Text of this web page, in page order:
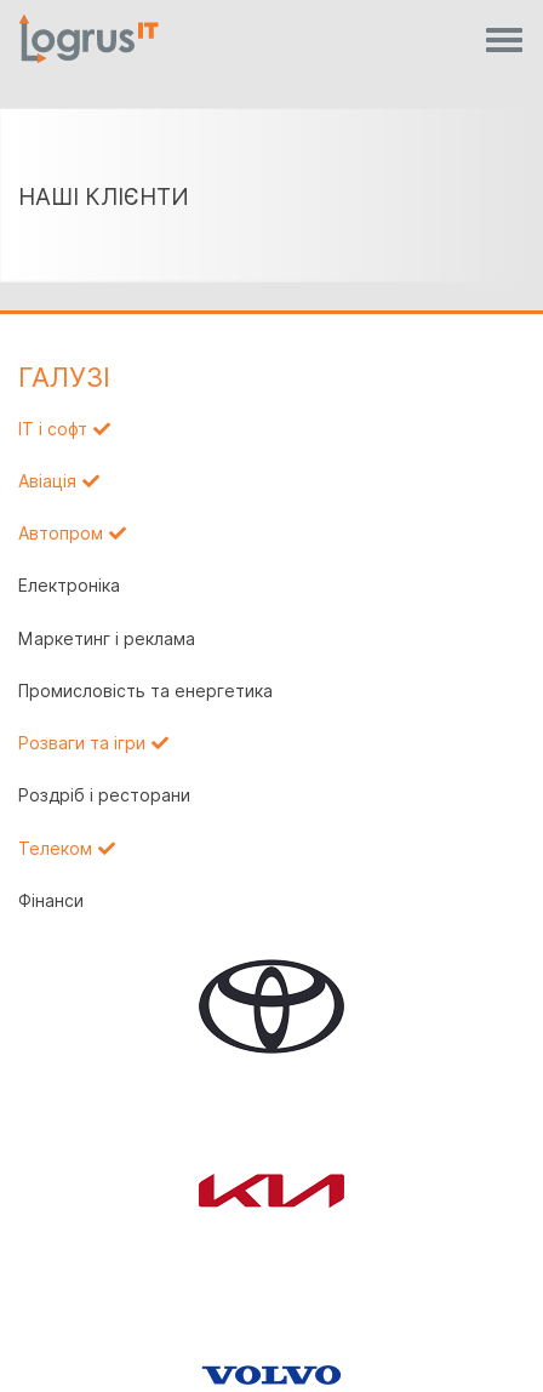
НАШІ КЛІЄНТИ
ГАЛУЗI
IT і софт
Авіація
Автопром
Електроніка
Маркетинг і реклама
Промисловість та енергетика
Розваги та ігри
Роздріб і ресторани
Телеком
Фінанси